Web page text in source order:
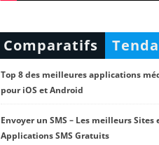
Comparatifs
Top 8 des meilleures applications
pour iOS et Android
Envoyer un SMS – Les meilleurs Sites
Applications SMS Gratuits